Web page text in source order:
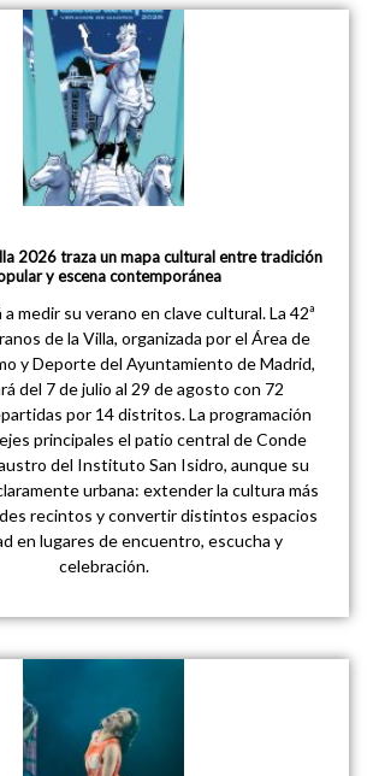
2026 traza un mapa cultural entre tradición
y escena contemporánea
medir su verano en clave cultural. La 42ª
de la Villa, organizada por el Área de
y Deporte del Ayuntamiento de Madrid,
del 7 de julio al 29 de agosto con 72
por 14 distritos. La programación
principales el patio central de Conde
del Instituto San Isidro, aunque su
urbana: extender la cultura más
recintos y convertir distintos espacios
en lugares de encuentro, escucha y
celebración.